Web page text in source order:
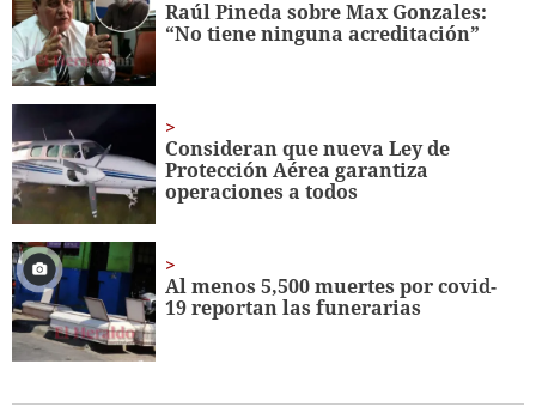
Raúl Pineda sobre Max Gonzales:
“No tiene ninguna acreditación”
Consideran que nueva Ley de
Protección Aérea garantiza
operaciones a todos
Al menos 5,500 muertes por covid-
19 reportan las funerarias